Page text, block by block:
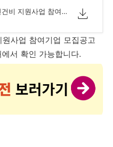
중소기업 신규고용 인건비 지원사업 참여기업 모집공고.pdf
사업 참여기업 모집공고
에서 확인 가능합니다.